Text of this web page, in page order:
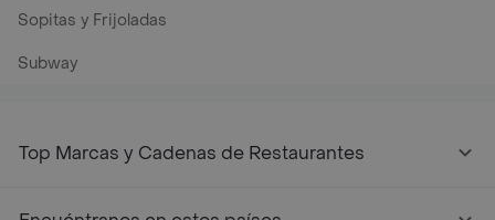
Sopitas y Frijoladas
Subway
Top Marcas y Cadenas de Restaurantes